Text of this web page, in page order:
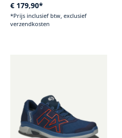
€ 179,90*
*Prijs inclusief btw, exclusief
verzendkosten